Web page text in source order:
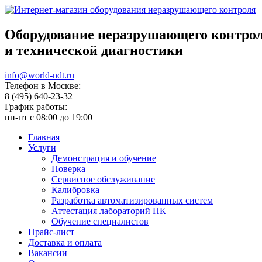
Оборудование неразрушающего
и технической диагностики
info@world-ndt.ru
Телефон в Москве:
8 (495) 640-23-32
График работы:
пн-пт с 08:00 до 19:00
Главная
Услуги
Демонстрация и обучение
Поверка
Сервисное обслуживание
Калибровка
Разработка автоматизированных систем
Аттестация лабораторий НК
Обучение специалистов
Прайс-лист
Доставка и оплата
Вакансии